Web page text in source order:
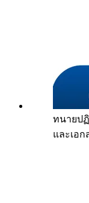
ทนายป
และเอก